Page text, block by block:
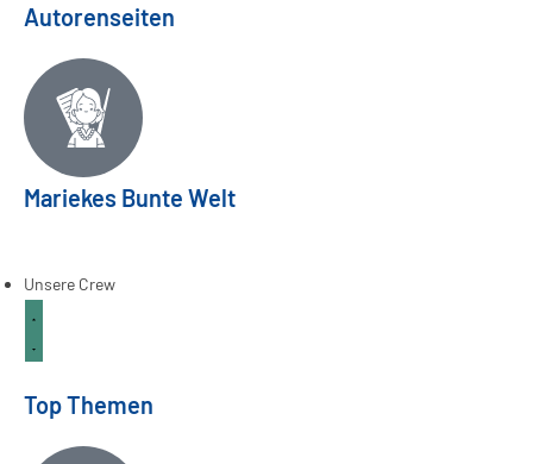
Autorenseiten
Mariekes Bunte Welt
Frühlingsfeste aus aller Welt
Apr.
Unsere Crew
Top Themen